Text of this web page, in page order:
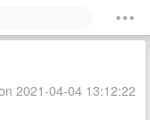
2021-04-04 13:12:22